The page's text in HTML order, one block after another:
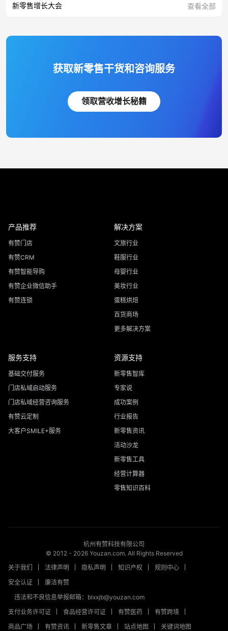
新零售增长大会 查看全部
获取新零售干货和咨询服务
领取营收增长秘籍
产品推荐
有赞门店
有赞CRM
有赞智能导购
有赞企业微信助手
有赞连锁
解决方案
文旅行业
鞋服行业
母婴行业
美妆行业
蛋糕烘焙
百货商场
更多解决方案
服务支持
基础交付服务
门店私域启动服务
门店私域经营咨询服务
有赞云定制
大客户SMILE+服务
资源支持
新零售智库
专家说
成功案例
行业报告
新零售资讯
活动沙龙
新零售工具
经营计算器
零售知识百科
杭州有赞科技有限公司
© 2012 - 2026Youzan.com. All Rights Reserved
关于我们
法律声明 隐私声明 知识产权
规则中心
安全认证
廉洁有赞
违法和不良信息举报邮箱：blxxjb@youzan.com
支付业务许可证
食品经营许可证 有赞医药
有赞跨境
商品广场
有赞资讯 新零售文章 站点地图 关键词地图